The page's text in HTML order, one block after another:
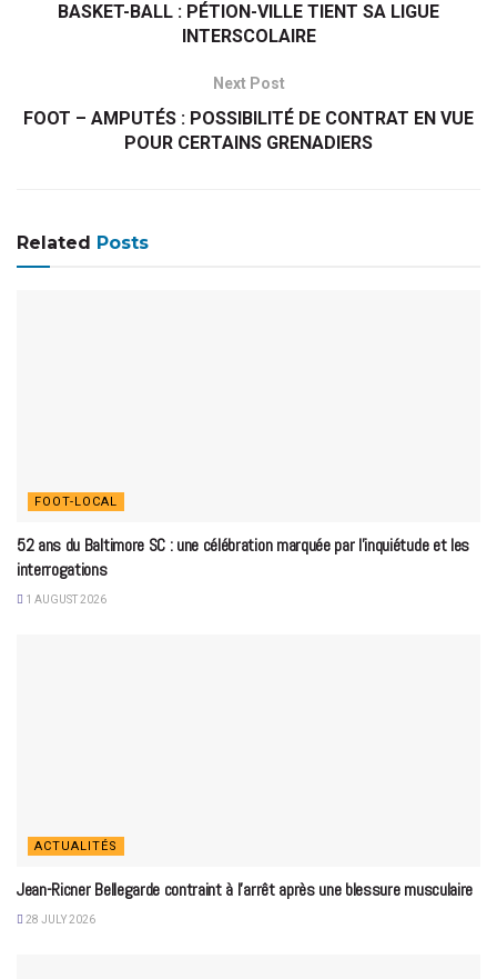
BASKET-BALL : PÉTION-VILLE TIENT SA LIGUE
INTERSCOLAIRE
Next Post
FOOT – AMPUTÉS : POSSIBILITÉ DE CONTRAT EN VUE
POUR CERTAINS GRENADIERS
Related Posts
FOOT-LOCAL
52 ans du Baltimore SC : une célébration marquée par l’inquiétude et les
interrogations
1 AUGUST 2026
ACTUALITÉS
Jean-Ricner Bellegarde contraint à l’arrêt après une blessure musculaire
28 JULY 2026